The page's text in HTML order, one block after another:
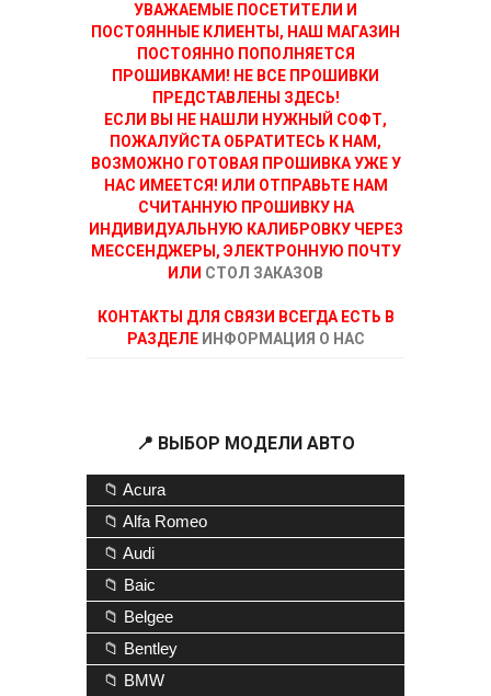
УВАЖАЕМЫЕ ПОСЕТИТЕЛИ И
ПОСТОЯННЫЕ КЛИЕНТЫ, НАШ МАГАЗИН
ПОСТОЯННО ПОПОЛНЯЕТСЯ
ПРОШИВКАМИ! НЕ ВСЕ ПРОШИВКИ
ПРЕДСТАВЛЕНЫ ЗДЕСЬ!
ЕСЛИ ВЫ НЕ НАШЛИ НУЖНЫЙ СОФТ,
ПОЖАЛУЙСТА ОБРАТИТЕСЬ К НАМ,
ВОЗМОЖНО ГОТОВАЯ ПРОШИВКА УЖЕ У
НАС ИМЕЕТСЯ! ИЛИ ОТПРАВЬТЕ НАМ
СЧИТАННУЮ ПРОШИВКУ НА
ИНДИВИДУАЛЬНУЮ КАЛИБРОВКУ ЧЕРЕЗ
МЕССЕНДЖЕРЫ, ЭЛЕКТРОННУЮ ПОЧТУ
ИЛИ СТОЛ ЗАКАЗОВ
КОНТАКТЫ ДЛЯ СВЯЗИ ВСЕГДА ЕСТЬ В
РАЗДЕЛЕ ИНФОРМАЦИЯ О НАС
📍 ВЫБОР МОДЕЛИ АВТО
📁 Acura
📁 Alfa Romeo
📁 Audi
📁 Baic
📁 Belgee
📁 Bentley
📁 BMW